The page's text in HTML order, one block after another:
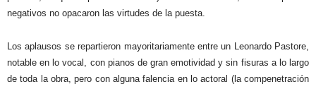
negativos no opacaron las virtudes de la puesta.
Los aplausos se repartieron mayoritariamente entre un Leonardo Pastore,
notable en lo vocal, con pianos de gran emotividad y sin fisuras a lo largo
de toda la obra, pero con alguna falencia en lo actoral (la compenetración